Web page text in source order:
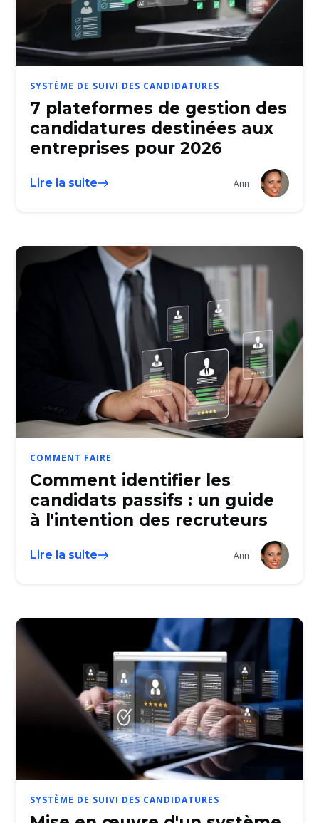
SYSTÈME DE SUIVI DES CANDIDATURES
7 plateformes de gestion des
candidatures destinées aux
entreprises pour 2026
Lire la suite Ann
COMMENT FAIRE
Comment identifier les
candidats passifs : un guide
à l'intention des recruteurs
Lire la suite Ann
SYSTÈME DE SUIVI DES CANDIDATURES